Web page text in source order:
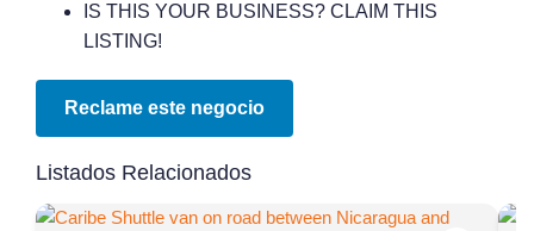
IS THIS YOUR BUSINESS? CLAIM THIS
LISTING!
Reclame este negocio
Listados Relacionados